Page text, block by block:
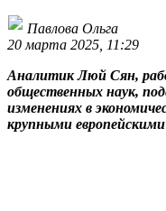
Павлова Ольга
20 марта 2025, 11:29
Аналитик Люй Сян,
общественных наук,
изменениях в
крупными